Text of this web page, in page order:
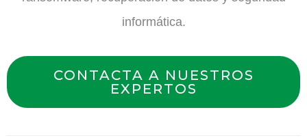
informática.
CONTACTA A NUESTROS
EXPERTOS